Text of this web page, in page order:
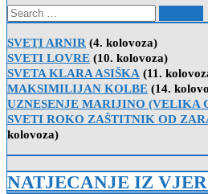
Search
for:
SVETI ARNIR (4. kolovoza)
SVETI LOVRE (10. kolovoza)
SVETA KLARA ASIŠKA (11.
MAKSIMILIJAN KOLBE (14.
UZNESENJE MARIJINO (VELIKA
SVETI ROKO ZAŠTITNIK OD
kolovoza)
NATJECANJE IZ